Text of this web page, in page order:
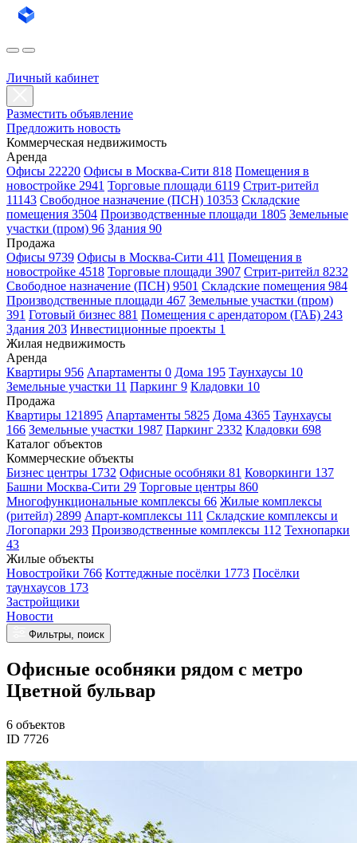
Личный кабинет
Разместить объявление
Предложить новость
Коммерческая недвижимость
Аренда
Офисы 22220 Офисы в Москва-Сити 818 Помещения в
новостройке 2941 Торговые площади 6119 Стрит-ритейл
11143 Свободное назначение (ПСН) 10353 Складские
помещения 3504 Производственные площади 1805 Земельные
участки (пром) 96 Здания 90
Продажа
Офисы 9739 Офисы в Москва-Сити 411 Помещения в
новостройке 4518 Торговые площади 3907 Стрит-ритейл 8232
Свободное назначение (ПСН) 9501 Складские помещения 984
Производственные площади 467 Земельные участки (пром)
391 Готовый бизнес 881 Помещения с арендатором (ГАБ) 243
Здания 203 Инвестиционные проекты 1
Жилая недвижимость
Аренда
Квартиры 956 Апартаменты 0 Дома 195 Таунхаусы 10
Земельные участки 11 Паркинг 9 Кладовки 10
Продажа
Квартиры 121895 Апартаменты 5825 Дома 4365 Таунхаусы
166 Земельные участки 1987 Паркинг 2332 Кладовки 698
Каталог объектов
Коммерческие объекты
Бизнес центры 1732 Офисные особняки 81 Коворкинги 137
Башни Москва-Сити 29 Торговые центры 860
Многофункциональные комплексы 66 Жилые комплексы
(ритейл) 2899 Апарт-комплексы 111 Складские комплексы и
Логопарки 293 Производственные комплексы 112 Технопарки
43
Жилые объекты
Новостройки 766 Коттеджные посёлки 1773 Посёлки
таунхаусов 173
Застройщики
Новости
Фильтры, поиск
Офисные особняки рядом с метро
Цветной бульвар
6 объектов
ID 7726